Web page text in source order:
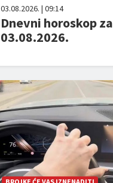
03.08.2026. | 09:14
Dnevni horoskop za
03.08.2026.